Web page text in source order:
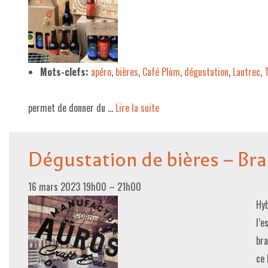
Mots-clefs: apéro, bières, Café Plùm, dégustation, Lautrec,
permet de donner du … Lire la suite­­
Dégustation de bières –
16 mars 2023 19h00 – 21h00